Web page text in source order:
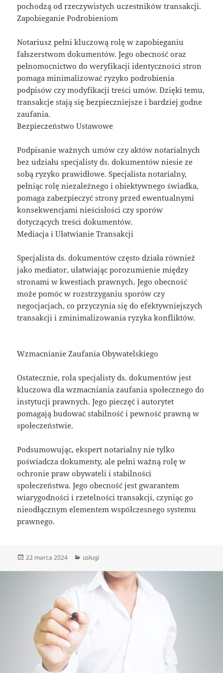
pochodzą od rzeczywistych uczestników transakcji.
Zapobieganie Podrobieniom
Notariusz pełni kluczową rolę w zapobieganiu
fałszerstwom dokumentów. Jego obecność oraz
pełnomocnictwo do weryfikacji identyczności stron
pomaga minimalizować ryzyko podrobienia
podpisów czy modyfikacji treści umów. Dzięki temu,
transakcje stają się bezpieczniejsze i bardziej godne
zaufania.
Bezpieczeństwo Ustawowe
Podpisanie ważnych umów czy aktów notarialnych
bez udziału specjalisty ds. dokumentów niesie ze
sobą ryzyko prawidłowe. Specjalista notarialny,
pełniąc rolę niezależnego i obiektywnego świadka,
pomaga zabezpieczyć strony przed ewentualnymi
konsekwencjami nieścisłości czy sporów
dotyczących treści dokumentów.
Mediacja i Ułatwianie Transakcji
Specjalista ds. dokumentów często działa również
jako mediator, ułatwiając porozumienie między
stronami w kwestiach prawnych. Jego obecność
może pomóc w rozstrzyganiu sporów czy
negocjacjach, co przyczynia się do efektywniejszych
transakcji i zminimalizowania ryzyka konfliktów.
Wzmacnianie Zaufania Obywatelskiego
Ostatecznie, rola specjalisty ds. dokumentów jest
kluczowa dla wzmacniania zaufania społecznego do
instytucji prawnych. Jego pieczęć i autorytet
pomagają budować stabilność i pewność prawną w
społeczeństwie.
Podsumowując, ekspert notarialny nie tylko
poświadcza dokumenty, ale pełni ważną rolę w
ochronie praw obywateli i stabilności
społeczeństwa. Jego obecność jest gwarantem
wiarygodności i rzetelności transakcji, czyniąc go
nieodłącznym elementem współczesnego systemu
prawnego.
Data
22 marca 2024 Kategorie
usługi